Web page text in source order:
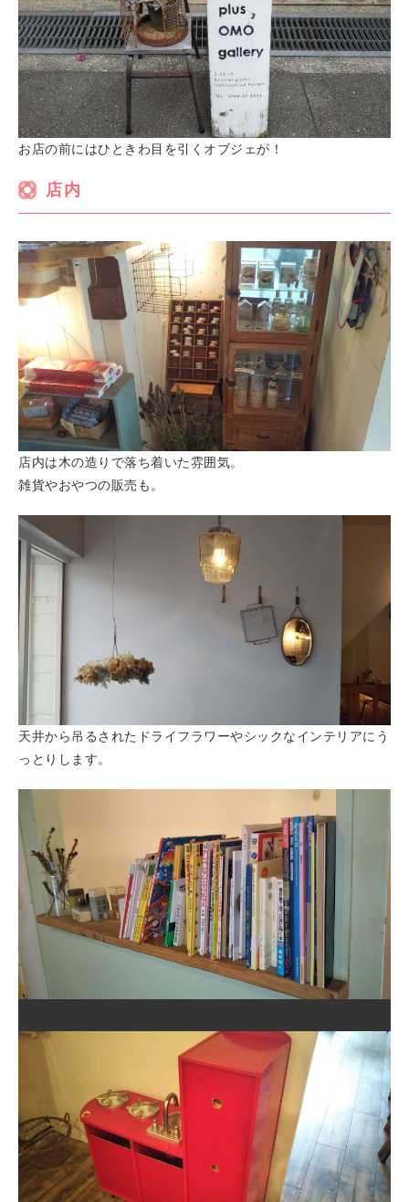
お店の前にはひときわ目を引くオブジェが！
店内
店内は木の造りで落ち着いた雰囲気。
雑貨やおやつの販売も。
天井から吊るされたドライフラワーやシックなインテリアにう
っとりします。